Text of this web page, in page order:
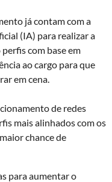
já contam com a
(IA) para realizar a
com base em
ao cargo para que
em cena.
de redes
mais alinhados com os
chance de
para aumentar o